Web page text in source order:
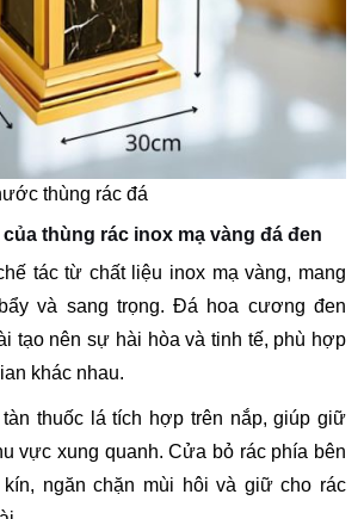
thùng rác đá
thùng rác inox mạ vàng đá đen
tác từ chất liệu inox mạ vàng, mang
và sang trọng. Đá hoa cương đen
tạo nên sự hài hòa và tinh tế, phù hợp
khác nhau.
thuốc lá tích hợp trên nắp, giúp giữ
vực xung quanh. Cửa bỏ rác phía bên
kín, ngăn chặn mùi hôi và giữ cho rác